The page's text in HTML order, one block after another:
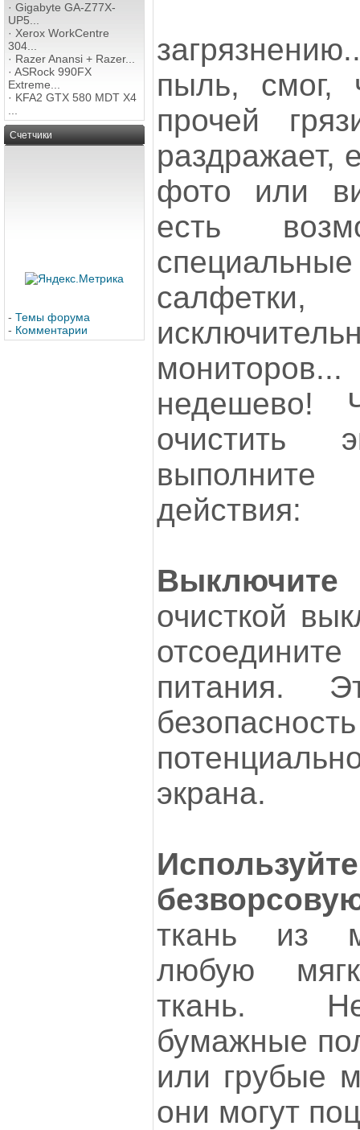
· Gigabyte GA-Z77X-
UP5...
· Xerox WorkCentre
304...
· Razer Anansi + Razer...
· ASRock 990FX
Extreme...
· KFA2 GTX 580 MDT X4
Счетчики
- Темы форума
- Комментарии
пыль, смог,
прочей
раздражает,
фото или
есть
салфетки,
недешево!
очистить
действия:
Выключите
очисткой
питания.
экрана.
ткань из
любую
ткань.
бумажные
или грубые
они могут